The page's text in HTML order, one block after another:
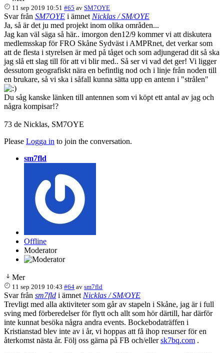
11 sep 2019 10:51 #65 avSM7OYE
Svar från SM7OYE i ämnet Nicklas / SM/OYE
Ja, så är det ju med projekt inom olika områden...
Jag kan väl säga så här.. imorgon den12/9 kommer vi att diskutera
medlemsskap för FRO Skåne Sydväst i AMPRnet, det verkar som
att de flesta i styrelsen är med på tåget och som adjungerad dit så ska
jag slå ett slag till för att vi blir med.. Så ser vi vad det ger! Vi ligger
dessutom geografiskt nära en befintlig nod och i linje från noden till
en brukare, så vi ska i såfall kunna sätta upp en antenn i "strålen"
Du såg kanske länken till antennen som vi köpt ett antal av jag och
några kompisar!?
73 de Nicklas, SM7OYE
Please Logga in to join the conversation.
sm7fld
Offline
Moderator
Mer
11 sep 2019 10:43 #64 avsm7fld
Svar från sm7fld i ämnet Nicklas / SM/OYE
Trevligt med alla aktiviteter som går av stapeln i Skåne, jag är i full
sving med förberedelser för flytt och allt som hör därtill, har därför
inte kunnat besöka några andra events. Bockebodaträffen i
Kristianstad blev inte av i år, vi hoppas att få ihop resurser för en
återkomst nästa år. Följ oss gärna på FB och/ellersk7bq.com .